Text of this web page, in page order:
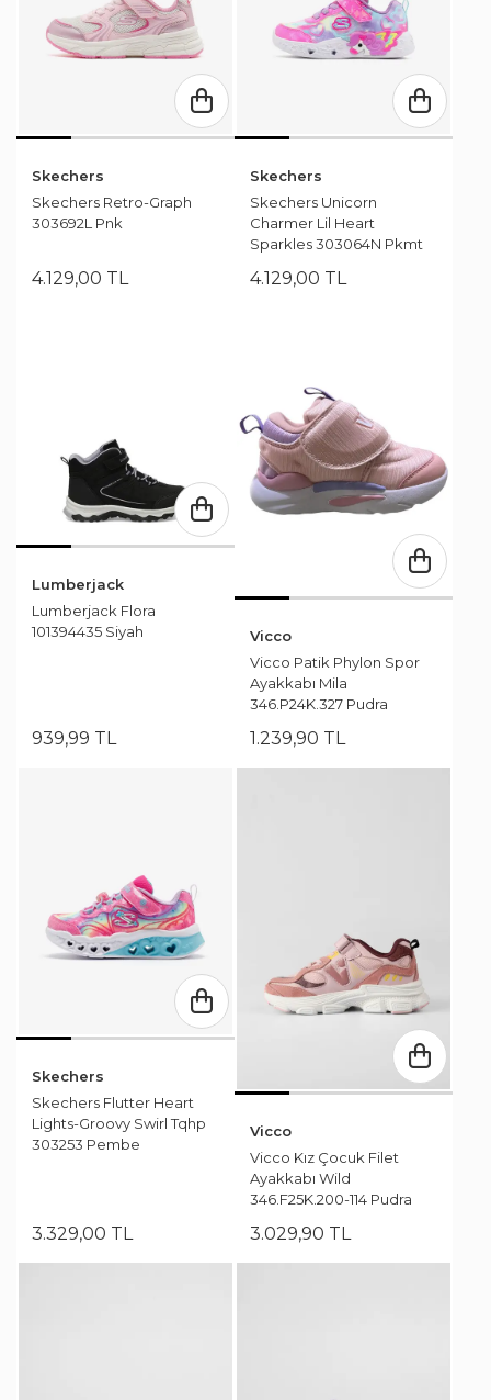
Skechers
Skechers Retro-Graph
303692L Pnk
4.129,00 TL
Skechers
Skechers Unicorn
Charmer Lil Heart
Sparkles 303064N Pkmt
4.129,00 TL
Lumberjack
Lumberjack Flora
101394435 Siyah
939,99 TL
Vicco
Vicco Patik Phylon Spor
Ayakkabı Mila
346.P24K.327 Pudra
1.239,90 TL
Skechers
Skechers Flutter Heart
Lights-Groovy Swirl Tqhp
303253 Pembe
3.329,00 TL
Vicco
Vicco Kız Çocuk Filet
Ayakkabı Wild
346.F25K.200-114 Pudra
3.029,90 TL